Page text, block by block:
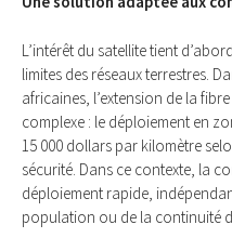
L’intérêt du satellite tient
limites des réseaux terrestres.
africaines, l’extension de la
complexe : le déploiement en
15 000 dollars par kilomètre
sécurité. Dans ce contexte, la
déploiement rapide,
population ou de la continuité